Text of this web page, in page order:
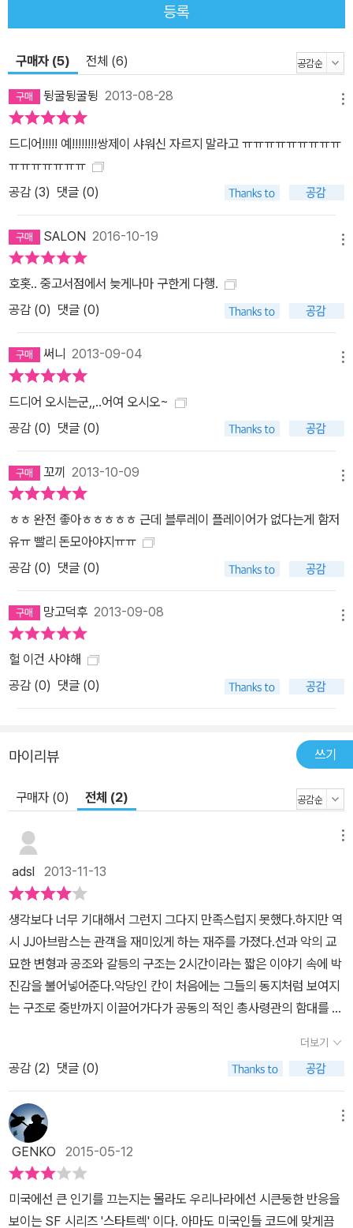
등록
구매자 (5) 전체 (6)
뒹굴뒹굴뒹 2013-08-28
드디어!!!!! 예!!!!!!!!쌍제이 샤워신 자르지 말라고 ㅠㅠㅠㅠㅠㅠㅠㅠㅠ
ㅠㅠㅠㅠㅠㅠㅠ
공감 (3) 댓글 (0)
SALON 2016-10-19
호홋.. 중고서점에서 늦게나마 구한게 다행.
공감 (0) 댓글 (0)
써니 2013-09-04
드디어 오시는군,,..어여 오시오~
공감 (0) 댓글 (0)
꼬끼 2013-10-09
ㅎㅎ 완전 좋아ㅎㅎㅎㅎㅎ 근데 블루레이 플레이어가 없다는게 함저
유ㅠ 빨리 돈모아야지ㅠㅠ
공감 (0) 댓글 (0)
망고덕후 2013-09-08
헐 이건 사야해
공감 (0) 댓글 (0)
마이리뷰 쓰기
구매자 (0) 전체 (2)
adsl 2013-11-13
생각보다 너무 기대해서 그런지 그다지 만족스럽지 못했다.하지만 역
시 JJ아브람스는 관객을 재미있게 하는 재주를 가졌다.선과 악의 교
묘한 변형과 공조와 갈등의 구조는 2시간이라는 짧은 이야기 속에 박
진감을 불어넣어준다.악당인 칸이 처음에는 그들의 동지처럼 보여지
는 구조로 중반까지 이끌어가다가 공동의 적인 총사령관의 함대를 제
아니라 죽었는데 다시 살아나고 또 그와 맞서는 구조. 그리고 제임스
커크만이 아닌 스팍의 활약과 변화와 성장의 과정. 이 모든 것이 상업
영화로써 더이상 어떻게 재미있게 만들 수 있는지 싶을 정도의 완성
도를 보여준다. 하지만 아쉬웠던 부분은 지구의 멸망이나 위협이 스
케일이 커다랗게 다가오지 않아 맥 빠진 부분이 있다. 적은 강하면 강
할 수록 그에게 당하면 당할수록 그리고 그가 노리는 것이 인류에게
거대한 위협이 되면 될 수록 이야기는 더 흥미진진해지는 것 같다. 이
야기뿐만 아니라 보는 맛이 있다고 해야할까. 그런데 그 부분이 예고
더보기
공감 (2) 댓글 (0)
GENKO 2015-05-12
미국에선 큰 인기를 끄는지는 몰라도 우리나라에선 시큰둥한 반응을
보이는 SF 시리즈 '스타트렉' 이다.​ 아마도 미국인들 코드에 맞게끔